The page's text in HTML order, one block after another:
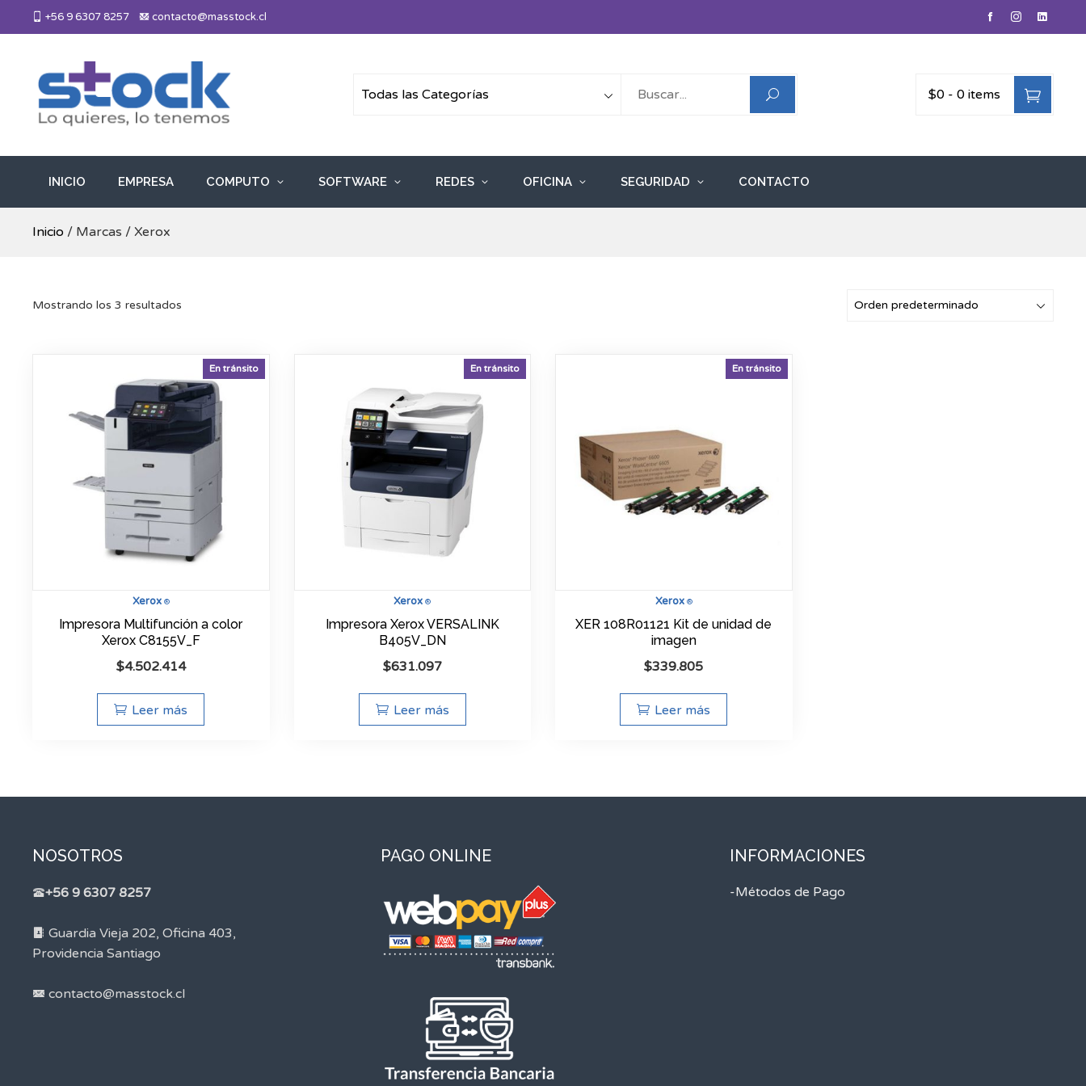
+56 9 6307 8257 contacto@masstock.cl
Más Stock
$0 - 0 items
INICIO EMPRESA COMPUTO SOFTWARE REDES OFICINA SEGURIDAD CONTACTO
Inicio / Marcas / Xerox
Mostrando los 3 resultados
Xerox®
En tránsito
Impresora Multifunción a color
Xerox C8155V_F
$4.502.414
Leer más
Xerox ®
En tránsito
Impresora Xerox VERSALINK
B405V_DN
$631.097
Leer más
Xerox®
En tránsito
XER 108R01121 Kit de unidad de
imagen
$339.805
Leer más
NOSOTROS
+56 9 6307 8257
Guardia Vieja 202, Oficina 403,
Providencia Santiago
contacto@masstock.cl
PAGO ONLINE INFORMACIONES
-Métodos de Pago